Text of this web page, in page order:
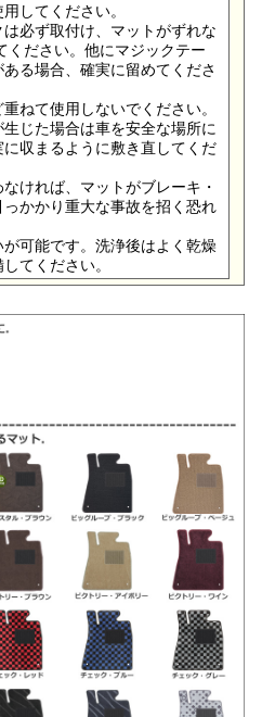
してください。
必ず取付け、マットがずれな
ください。他にマジックテー
る場合、確実に留めてくださ
ねて使用しないでください。
じた場合は車を安全な場所に
収まるように敷き直してくだ
ければ、マットがブレーキ・
かかり重大な事故を招く恐れ
可能です。洗浄後はよく乾燥
てください。